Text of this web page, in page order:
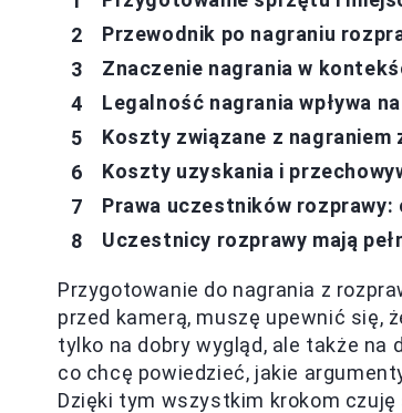
Przewodnik po nagraniu
Znaczenie nagrania w
Legalność nagrania wpływa
Koszty związane z
Koszty uzyskania i
Prawa uczestników rozprawy:
Uczestnicy rozprawy mają
Przygotowanie do nagrania z
przed kamerą, muszę upewnić się,
tylko na dobry wygląd, ale także
co chcę powiedzieć, jakie
Dzięki tym wszystkim krokom